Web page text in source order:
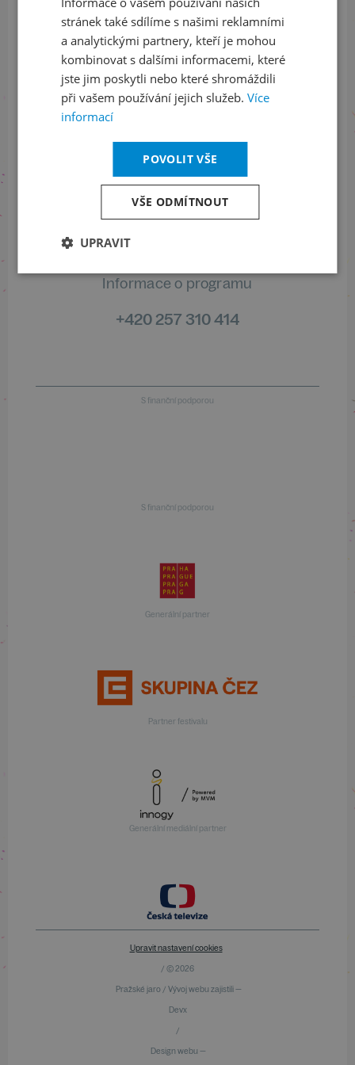
Sledujte nás na sociálních sítích
LinkedIn
flickr
Informace o stavu objednávek
+420 461 049 232
Informace o programu
+420 257 310 414
S finanční podporou
S finanční podporou
Generální partner
Partner festivalu
Generální mediální partner
Upravit nastavení cookies
/ © 2026
Pražské jaro / Vývoj webu zajistili —
Devx
/
Design webu —
stránek také sdílíme s našimi reklamními
a analytickými partnery, kteří je mohou
kombinovat s dalšími informacemi, které
jste jim poskytli nebo které shromáždili
při vašem používání jejich služeb. Více
informací
POVOLIT VŠE
VŠE ODMÍTNOUT
UPRAVIT